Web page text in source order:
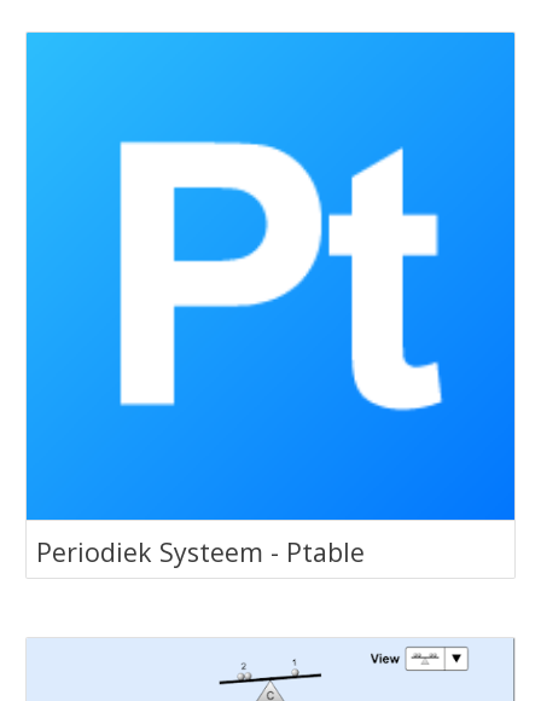
Periodiek Systeem - Ptable